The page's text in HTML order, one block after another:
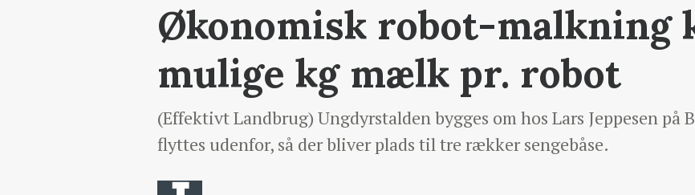
Økonomisk robot-malkning
mulige kg mælk pr. robot
(Effektivt Landbrug) Ungdyrstalden bygges om hos Lars Jeppesen på
flyttes udenfor, så der bliver plads til tre rækker sengebåse.